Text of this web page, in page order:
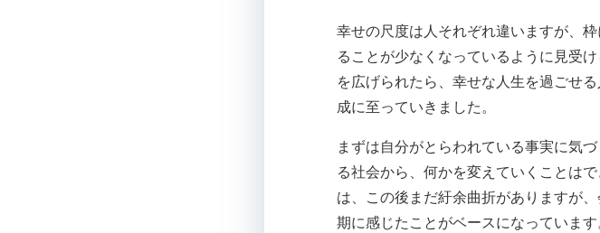
幸せの尺度は人それぞれ違いますが、
ることが少なくなっているように見受
を広げられたら、幸せな人生を過ごせ
成に至っていきました。
まずは自分がとらわれている事実に気
る社会から、何かを変えていくことは
は、この後まだ紆余曲折がありますが
期に感じたことがベースになっています